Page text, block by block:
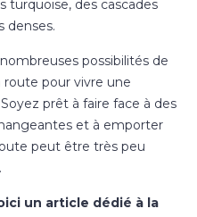
turquoise, des cascades
denses.
possibilités de
pour vivre une
prêt à faire face à des
et à emporter
peut être très peu
un article dédié à la